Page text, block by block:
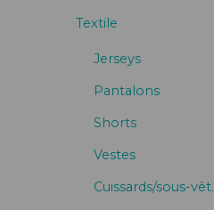
Textile
Jerseys
Pantalons
Shorts
Vestes
Cuissards/sous-vêt.